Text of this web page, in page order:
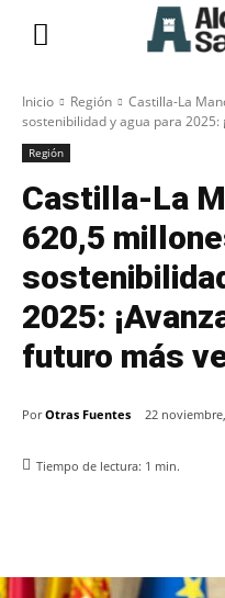
Inicio Región
Castilla-La
sostenibilidad y agua para 2025:
Región
Castilla-La
620,5
2025:
futuro más
Por Otras Fuentes 22
Tiempo de lectura: 1 min.